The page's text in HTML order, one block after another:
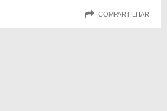
COMPARTILHAR